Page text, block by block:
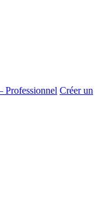
Professionnel Créer un